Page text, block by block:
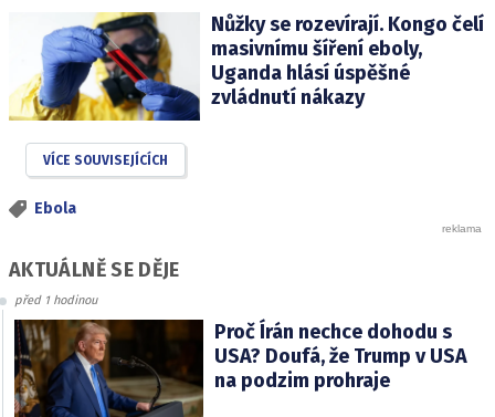
Nůžky se rozevírají. Kongo čelí
masivnímu šíření eboly,
Uganda hlásí úspěšné
zvládnutí nákazy
VÍCE SOUVISEJÍCÍCH
Ebola
AKTUÁLNĚ SE DĚJE
před 1 hodinou
Proč Írán nechce dohodu s
USA? Doufá, že Trump v USA
na podzim prohraje